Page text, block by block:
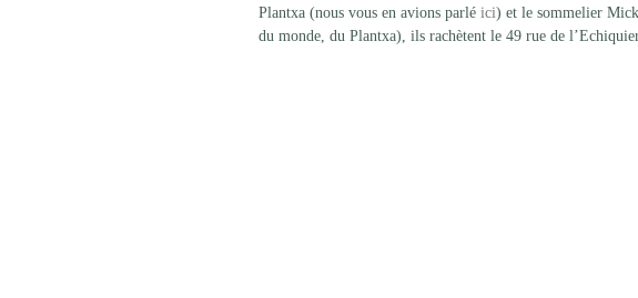
Plantxa (nous vous en avions parlé ici) et le sommelier
du monde, du Plantxa), ils rachètent le 49 rue de